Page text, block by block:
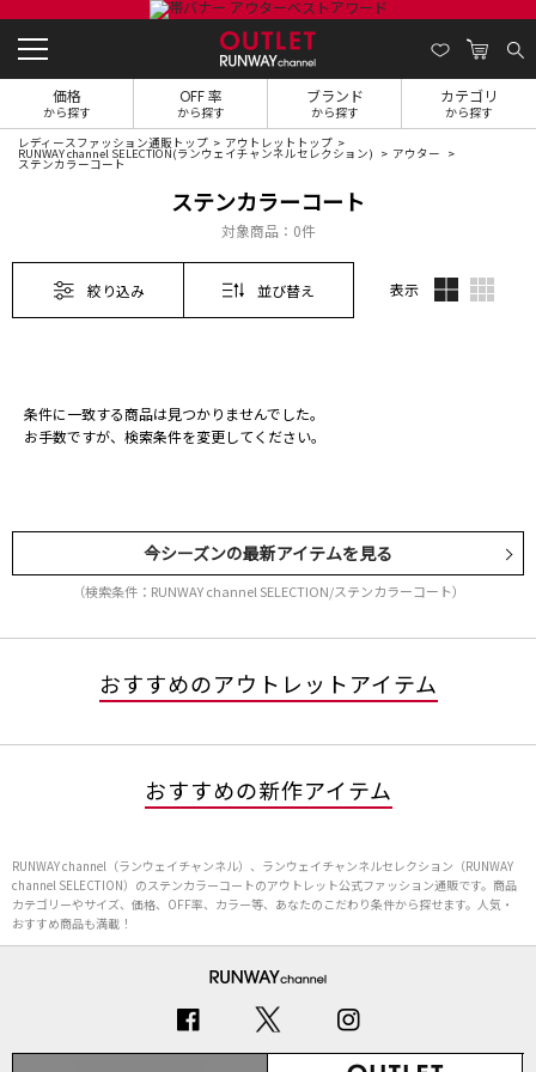
価格
から探す
OFF 率
から探す
ブランド
から探す
カテゴリ
から探す
レディースファッション通販トップ アウトレットトップ
RUNWAY channel SELECTION(ランウェイチャンネルセレクション) アウター
ステンカラーコート
ステンカラーコート
対象商品： 0件
絞り込み 並び替え 表示
条件に一致する商品は見つかりませんでした。
お手数ですが、検索条件を変更してください。
今シーズンの最新アイテムを見る
（検索条件：RUNWAY channel SELECTION/ステンカラーコート）
おすすめのアウトレットアイテム
おすすめの新作アイテム
RUNWAY channel（ランウェイチャンネル）、ランウェイチャンネルセレクション（RUNWAY
channel SELECTION）のステンカラーコートのアウトレット公式ファッション通販です。商品
カテゴリーやサイズ、価格、OFF率、カラー等、あなたのこだわり条件から探せます。人気・
おすすめ商品も満載！